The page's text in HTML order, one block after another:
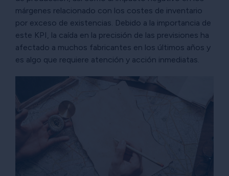
márgenes relacionado con los costes de inventario
por exceso de existencias. Debido a la importancia de
este KPI, la caída en la precisión de las previsiones ha
afectado a muchos fabricantes en los últimos años y
es algo que requiere atención y acción inmediatas.